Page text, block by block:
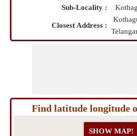
Sub-Locality :
Closest Address :
Find latitude longitude